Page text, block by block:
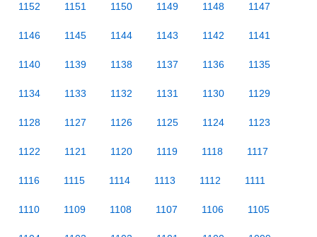
1152 1151 1150 1149 1148 1147
1146 1145 1144 1143 1142 1141
1140 1139 1138 1137 1136 1135
1134 1133 1132 1131 1130 1129
1128 1127 1126 1125 1124 1123
1122 1121 1120 1119 1118 1117
1116 1115 1114 1113 1112 1111
1110 1109 1108 1107 1106 1105